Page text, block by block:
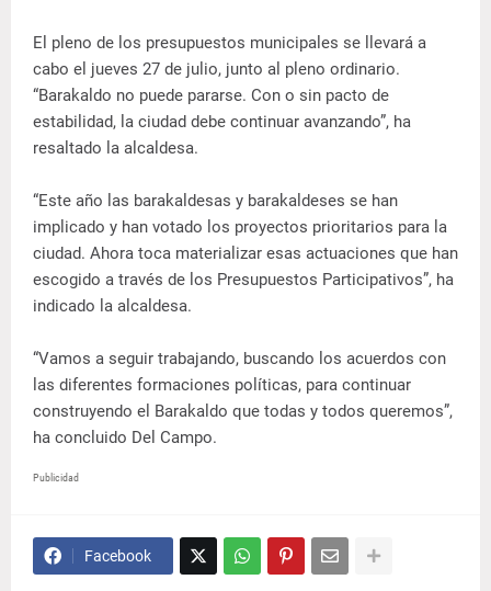
El pleno de los presupuestos municipales se llevará a
cabo el jueves 27 de julio, junto al pleno ordinario.
“Barakaldo no puede pararse. Con o sin pacto de
estabilidad, la ciudad debe continuar avanzando”, ha
resaltado la alcaldesa.
“Este año las barakaldesas y barakaldeses se han
implicado y han votado los proyectos prioritarios para la
ciudad. Ahora toca materializar esas actuaciones que han
escogido a través de los Presupuestos Participativos”, ha
indicado la alcaldesa.
“Vamos a seguir trabajando, buscando los acuerdos con
las diferentes formaciones políticas, para continuar
construyendo el Barakaldo que todas y todos queremos”,
ha concluido Del Campo.
Publicidad
Facebook